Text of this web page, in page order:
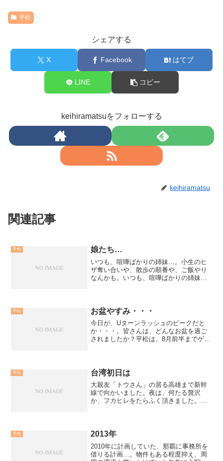
平松
シェアする
X Facebook はてブ
LINE コピー
keihiramatsuをフォローする
keihiramatsu
関連記事
平松 娘たち…
いつも、喧嘩ばかりの姉妹…。小生のヒ
ザ奪い合いや、散歩の順番や、ご飯やり
なんかも。いつも、喧嘩ばかりの姉妹…
と二頭ピッタリくっついて...
平松 お盆やすみ・・・
今日が、Uターンラッシュのピークだと
か・・・。皆さんは、どんなお盆を過ご
されましたか？平松は、8月前半までゲス
ッフは、地方出身が多いので...
平松 台湾初日は
大親友「トウさん」の居る高雄まで新幹
線で向かいました。夜は、何たる贅沢
か、フカヒレをたらふく頂きました。新
入れに行ってきます〜。
平松 2013年
2010年に計画していた、那覇に事務所を
借りる計画…。物件もある程度抑え、周